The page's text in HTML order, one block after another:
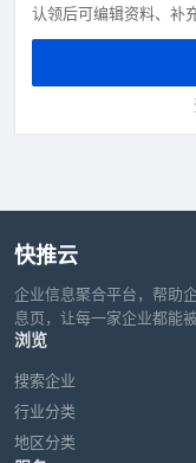
认领后可编辑资料、补
快推云
企业信息聚合平台，帮助
息页，让每一家企业都能被
浏览
搜索企业
行业分类
地区分类